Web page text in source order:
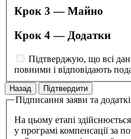
Крок 3 — Майно
Крок 4 — Додатки
Підтверджую, що всі
повними і відповідають
Назад Підтвердити
Підписання заяви та
На цьому етапі
у програмі компенсації за